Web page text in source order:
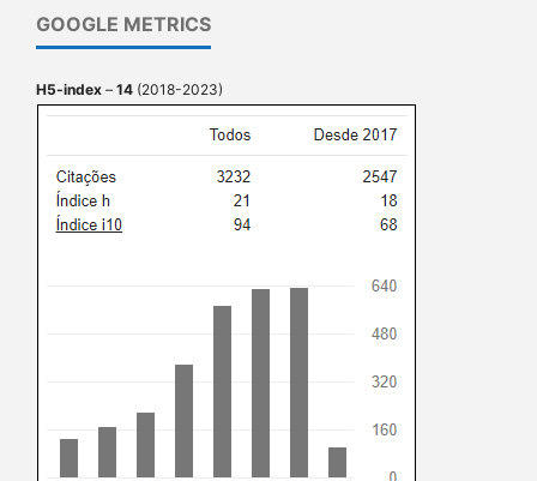
GOOGLE METRICS
H5-index – 14 (2018-2023)